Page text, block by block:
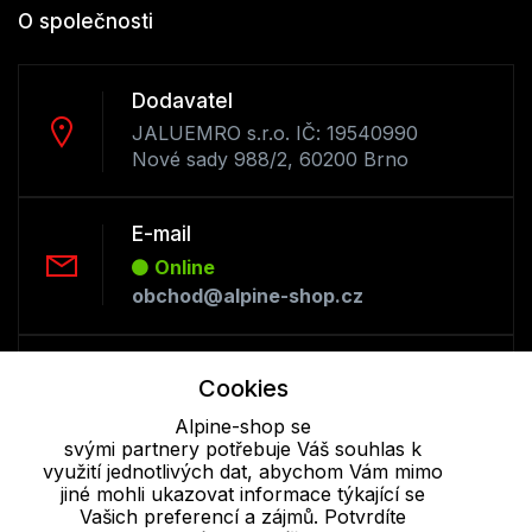
O společnosti
Dodavatel
JALUEMRO s.r.o. IČ: 19540990
Nové sady 988/2, 60200 Brno
E-mail
Online
obchod@alpine-shop.cz
Offline
+420 530 334 493
Cookie - podrobné nastavení|Další informace|Ochrana osobních
Cookies
Alpine-shop se
svými partnery potřebuje Váš souhlas k
využití jednotlivých dat, abychom Vám mimo
jiné mohli ukazovat informace týkající se
Vašich preferencí a zájmů. Potvrdíte